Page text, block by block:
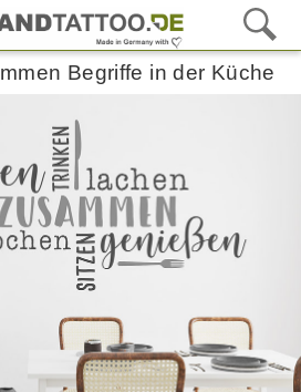
Begriffe in der Küche